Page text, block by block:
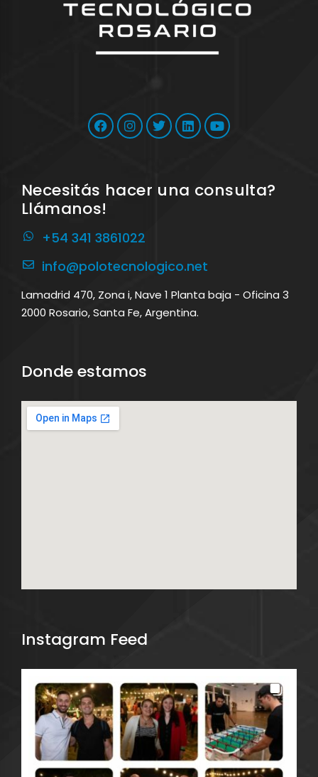
Necesitás hacer una consulta?
Llámanos!
+54 341 3861022
info@polotecnologico.net
Lamadrid 470, Zona i, Nave 1 Planta baja - Oficina 3
2000 Rosario, Santa Fe, Argentina.
Donde estamos
Instagram Feed